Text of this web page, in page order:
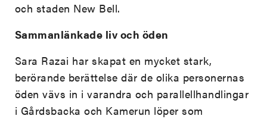
och staden New Bell.
Sammanlänkade liv och öden
Sara Razai har skapat en mycket stark,
berörande berättelse där de olika personernas
öden vävs in i varandra och parallellhandlingar
i Gårdsbacka och Kamerun löper som